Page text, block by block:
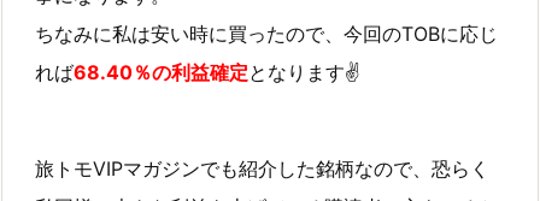
ちなみに私は安い時に買ったので、今回のTOBに応じ
れば68.40％の利益確定となります✌️
旅トモVIPマガジンでも紹介した銘柄なので、恐らく